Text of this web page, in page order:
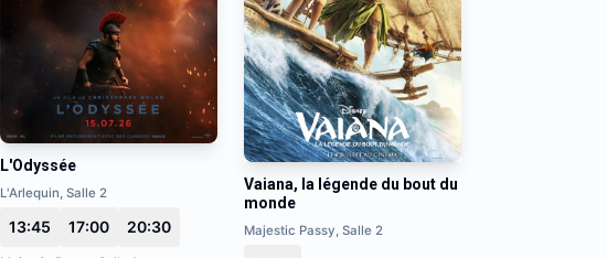
L'Odyssée
L'Arlequin, Salle 2
13:45 17:00 20:30
Vaiana, la légende du bout du
monde
Majestic Passy, Salle 2